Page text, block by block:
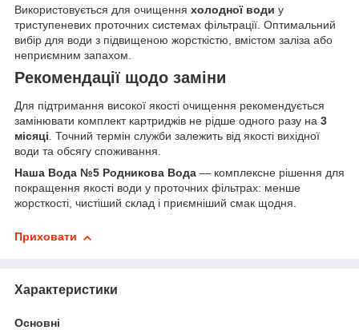
Використовується для очищення холодної води у
триступеневих проточних системах фільтрації. Оптимальний
вибір для води з підвищеною жорсткістю, вмістом заліза або
неприємним запахом.
Рекомендації щодо заміни
Для підтримання високої якості очищення рекомендується
замінювати комплект картриджів не рідше одного разу на 3
місяці. Точний термін служби залежить від якості вихідної
води та обсягу споживання.
Наша Вода №5 Родникова Вода — комплексне рішення для
покращення якості води у проточних фільтрах: менше
жорсткості, чистіший склад і приємніший смак щодня.
Приховати
Характеристики
Основні